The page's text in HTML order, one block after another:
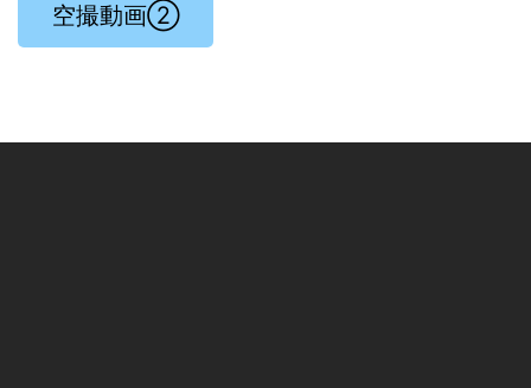
空撮動画②